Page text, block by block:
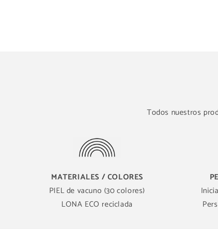
Todos nuestros
MATERIALES / COLORES
PIEL de vacuno (30 colores)
LONA ECO reciclada